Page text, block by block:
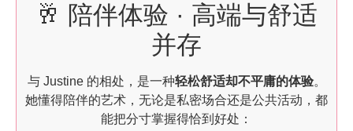
🥂 陪伴体验 · 高端与舒适
并存
与 Justine 的相处，是一种轻松舒适却不平庸的体验。
她懂得陪伴的艺术，无论是私密场合还是公共活动，都
能把分寸掌握得恰到好处：